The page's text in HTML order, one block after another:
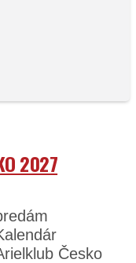
2027
Česko